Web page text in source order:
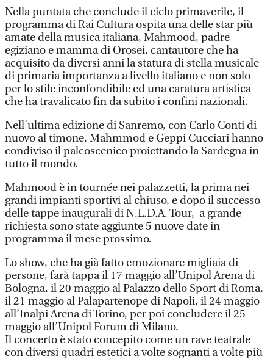
Nella puntata che conclude il ciclo primaverile, il
programma di Rai Cultura ospita una delle star più
amate della musica italiana, Mahmood, padre
egiziano e mamma di Orosei, cantautore che ha
acquisito da diversi anni la statura di stella musicale
di primaria importanza a livello italiano e non solo
per lo stile inconfondibile ed una caratura artistica
che ha travalicato fin da subito i confini nazionali.
Nell’ultima edizione di Sanremo, con Carlo Conti di
nuovo al timone, Mahmmod e Geppi Cucciari hanno
condiviso il palcoscenico proiettando la Sardegna in
tutto il mondo.
Mahmood è in tournée nei palazzetti, la prima nei
grandi impianti sportivi al chiuso, e dopo il successo
delle tappe inaugurali di N.L.D.A. Tour, a grande
richiesta sono state aggiunte 5 nuove date in
programma il mese prossimo.
Lo show, che ha già fatto emozionare migliaia di
persone, farà tappa il 17 maggio all’Unipol Arena di
Bologna, il 20 maggio al Palazzo dello Sport di Roma,
il 21 maggio al Palapartenope di Napoli, il 24 maggio
all’Inalpi Arena di Torino, per poi concludere il 25
maggio all’Unipol Forum di Milano.
Il concerto è stato concepito come un rave teatrale
con diversi quadri estetici a volte sognanti a volte più